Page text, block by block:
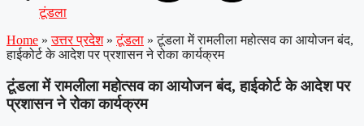
टूंडला
Home » उत्तर प्रदेश » टूंडला » टूंडला में रामलीला महोत्सव का आयोजन बंद,
हाईकोर्ट के आदेश पर प्रशासन ने रोका कार्यक्रम
टूंडला में रामलीला महोत्सव का आयोजन बंद, हाईकोर्ट के आदेश पर
प्रशासन ने रोका कार्यक्रम